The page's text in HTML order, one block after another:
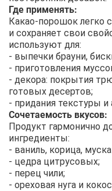
Где применять:
Какао-порошок легко
и сохраняет свои
используют для:
- выпечки брауни,
- приготовления
- декора: покрытия
готовых десертов;
- придания текстуры
Сочетаемость вкусов:
Продукт гармонично
ингредиенты:
- ваниль, корица,
- цедра цитрусовых;
- перец чили;
- ореховая нуга и